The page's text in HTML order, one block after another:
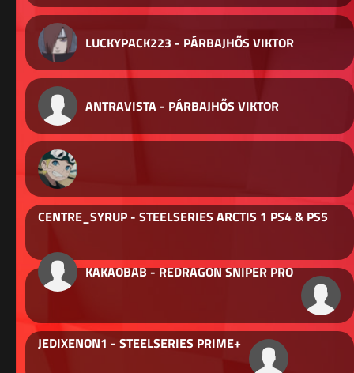
LUCKYPACK223 - PÁRBAJHŐS VIKTOR
ANTRAVISTA - PÁRBAJHŐS VIKTOR
CENTRE_SYRUP - STEELSERIES ARCTIS 1 PS4 & PS5
KAKAOBAB - REDRAGON SNIPER PRO
JEDIXENON1 - STEELSERIES PRIME+